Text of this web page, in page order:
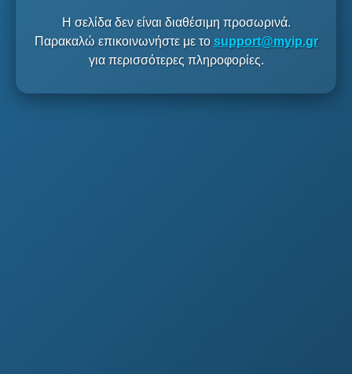
Η σελίδα δεν είναι διαθέσιμη προσωρινά.
Παρακαλώ επικοινωνήστε με το support@myip.gr
για περισσότερες πληροφορίες.